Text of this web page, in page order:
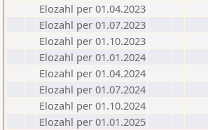
Elozahl per 01.04.2023
Elozahl per 01.07.2023
Elozahl per 01.10.2023
Elozahl per 01.01.2024
Elozahl per 01.04.2024
Elozahl per 01.07.2024
Elozahl per 01.10.2024
Elozahl per 01.01.2025